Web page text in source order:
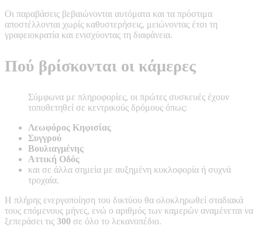
Οι παραβάσεις βεβαιώνονται αυτόματα και τα πρόστιμα
αποστέλλονται χωρίς καθυστερήσεις, μειώνοντας έτσι τη
γραφειοκρατία και ενισχύοντας τη διαφάνεια.
Πού βρίσκονται οι κάμερες
Σύμφωνα με πληροφορίες, οι πρώτες συσκευές έχουν
τοποθετηθεί σε κεντρικούς δρόμους όπως:
Λεωφόρος Κηφισίας
Συγγρού
Βουλιαγμένης
Αττική Οδός
και σε άλλα σημεία με αυξημένη κυκλοφορία ή συχνά
τροχαία.
Η πλήρης ενεργοποίηση του δικτύου θα ολοκληρωθεί σταδιακά
τους επόμενους μήνες, ενώ ο αριθμός των καμερών αναμένεται να
ξεπεράσει τις 300 σε όλο το λεκανοπέδιο.